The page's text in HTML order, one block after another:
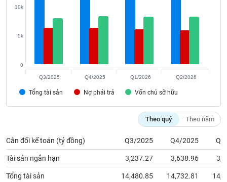
Tổng tài sản Nợ phải trả Vốn chủ sỡ hữu
0
5k
10k
Q3/2025 Q4/2025 Q1/2026 Q2/2026
Theo quý Theo năm
Cân đối kế toán (tỷ đồng) Q3/2025 Q4/2025
Tài sản ngắn hạn 3,237.27 3,638.96
Tổng tài sản 14,480.85 14,732.81
chính
Công
cụ
tư